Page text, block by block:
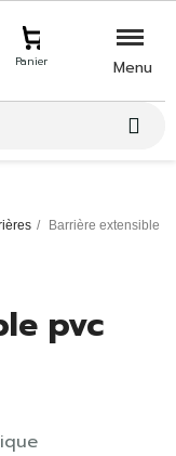
Panier Menu
Barrière extensible
pvc